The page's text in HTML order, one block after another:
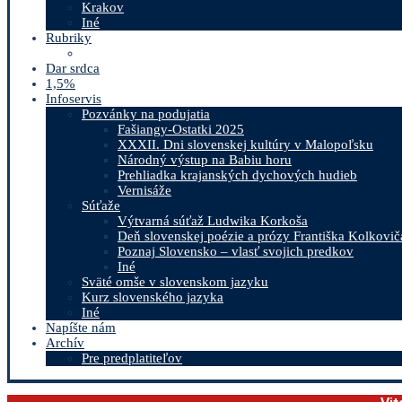
Krakov
Iné
Rubriky
Dar srdca
1,5%
Infoservis
Pozvánky na podujatia
Fašiangy-Ostatki 2025
XXXII. Dni slovenskej kultúry v Malopoľsku
Národný výstup na Babiu horu
Prehliadka krajanských dychových hudieb
Vernisáže
Súťaže
Výtvarná súťaž Ludwika Korkoša
Deň slovenskej poézie a prózy Františka
Poznaj Slovensko – vlasť svojich predkov
Iné
Sväté omše v slovenskom jazyku
Kurz slovenského jazyka
Iné
Napíšte nám
Archív
Pre predplatiteľov